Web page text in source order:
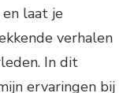
laat je
verhalen
In dit
ervaringen bij